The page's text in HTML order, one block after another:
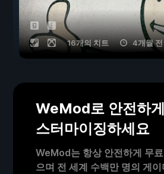
16개의 치트 4개월 전
WeMod로 안전하
스터마이징하세요
WeMod는 항상 안전하게 무
으며 전 세계 수백만 명의 게